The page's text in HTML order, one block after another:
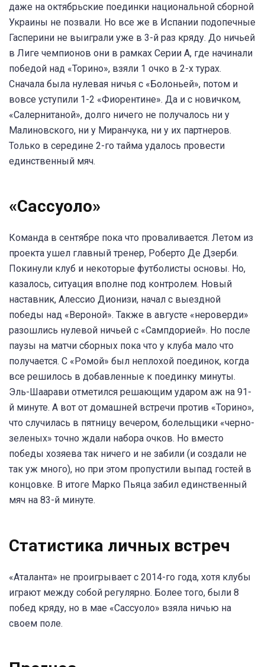
даже на октябрьские поединки национальной сборной
Украины не позвали. Но все же в Испании подопечные
Гасперини не выиграли уже в 3-й раз кряду. До ничьей
в Лиге чемпионов они в рамках Серии А, где начинали
победой над «Торино», взяли 1 очко в 2-х турах.
Сначала была нулевая ничья с «Болоньей», потом и
вовсе уступили 1-2 «Фиорентине». Да и с новичком,
«Салернитаной», долго ничего не получалось ни у
Малиновского, ни у Миранчука, ни у их партнеров.
Только в середине 2-го тайма удалось провести
единственный мяч.
«Сассуоло»
Команда в сентябре пока что проваливается. Летом из
проекта ушел главный тренер, Роберто Де Дзерби.
Покинули клуб и некоторые футболисты основы. Но,
казалось, ситуация вполне под контролем. Новый
наставник, Алессио Дионизи, начал с выездной
победы над «Вероной». Также в августе «нероверди»
разошлись нулевой ничьей с «Сампдорией». Но после
паузы на матчи сборных пока что у клуба мало что
получается. С «Ромой» был неплохой поединок, когда
все решилось в добавленные к поединку минуты.
Эль-Шаарави отметился решающим ударом аж на 91-
й минуте. А вот от домашней встречи против «Торино»,
что случилась в пятницу вечером, болельщики «черно-
зеленых» точно ждали набора очков. Но вместо
победы хозяева так ничего и не забили (и создали не
так уж много), но при этом пропустили выпад гостей в
концовке. В итоге Марко Пьяца забил единственный
мяч на 83-й минуте.
Статистика личных встреч
«Аталанта» не проигрывает с 2014-го года, хотя клубы
играют между собой регулярно. Более того, были 8
побед кряду, но в мае «Сассуоло» взяла ничью на
своем поле.